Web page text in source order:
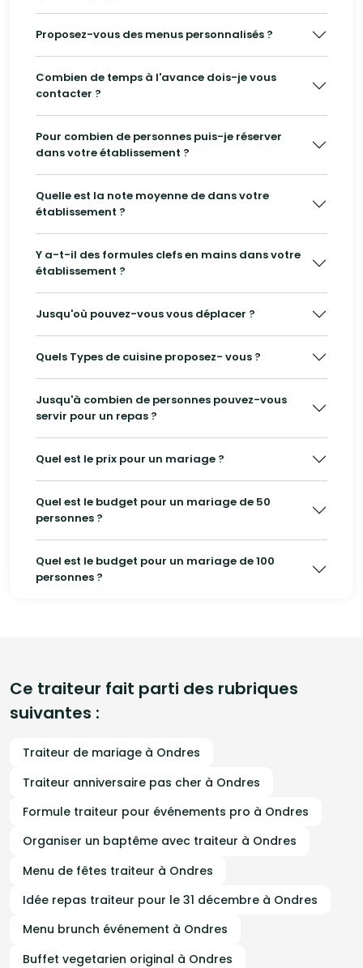
Proposez-vous des menus personnalisés ?
Combien de temps à l'avance dois-je vous
contacter ?
Pour combien de personnes puis-je réserver
dans votre établissement ?
Quelle est la note moyenne de dans votre
établissement ?
Y a-t-il des formules clefs en mains dans votre
établissement ?
Jusqu'où pouvez-vous vous déplacer ?
Quels Types de cuisine proposez- vous ?
Jusqu'à combien de personnes pouvez-vous
servir pour un repas ?
Quel est le prix pour un mariage ?
Quel est le budget pour un mariage de 50
personnes ?
Quel est le budget pour un mariage de 100
personnes ?
Ce traiteur fait parti des rubriques
suivantes :
Traiteur de mariage à Ondres
Traiteur anniversaire pas cher à Ondres
Formule traiteur pour événements pro à Ondres
Organiser un baptême avec traiteur à Ondres
Menu de fêtes traiteur à Ondres
Idée repas traiteur pour le 31 décembre à Ondres
Menu brunch événement à Ondres
Buffet vegetarien original à Ondres